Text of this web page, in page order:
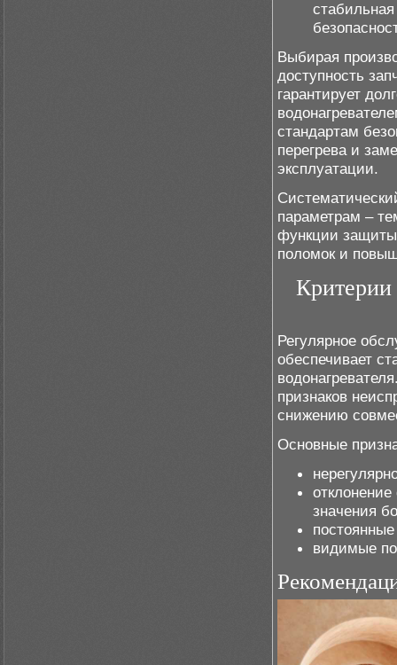
Выбирая
доступность
гарантирует
стандартам
перегрева и
эксплуатации.
параметрам –
функции
поломок и
Критерии
Регулярное
обеспечивает
признаков
снижению
Основные
значения
видимые